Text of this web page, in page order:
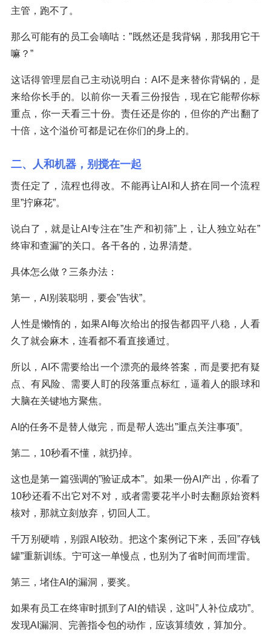
主管，跑不了。
那么可能有的员工会嘀咕：”既然还是我背锅，那我用它干
嘛？”
这话得管理层自己主动说明白：AI不是来替你背锅的，是
来给你长手的。以前你一天看三份报告，现在它能帮你标
重点，你一天看三十份。责任还是你的，但你的产出翻了
十倍，这个溢价可都是记在你们的身上的。
二、人和机器，别搅在一起
责任定了，流程也得改。不能再让AI和人挤在同一个流程
里”拧麻花”。
说白了，就是让AI专注在”生产和初筛”上，让人独立站在”
终审和查漏”的关口。各干各的，边界清楚。
具体怎么做？三条办法：
第一，AI别装聪明，要会”告状”。
人性是懒惰的，如果AI每次给出的报告都四平八稳，人看
久了就会麻木，连看都不看直接通过。
所以，AI不需要给出一个漂亮的最终答案，而是要把有疑
点、有风险、需要人盯的段落重点标红，逼着人的眼球和
大脑在关键地方聚焦。
AI的任务不是替人做完，而是帮人选出”重点关注事项”。
第二，10秒看不懂，就扔掉。
这也是第一篇强调的”验证成本”。如果一份AI产出，你看了
10秒还看不出它对不对，或者需要花半小时去翻原始资料
核对，那就立刻放弃，切回人工。
千万别硬啃，别跟AI较劲。把这个案例记下来，丢回”存钱
罐”重新训练。宁可这一单慢点，也别为了省时间而埋雷。
第三，堵住AI的漏洞，要奖。
如果有员工在终审时抓到了AI的错误，这叫”人补位成功”。
发现AI漏洞、完善指令包的动作，应该算绩效，算加分。